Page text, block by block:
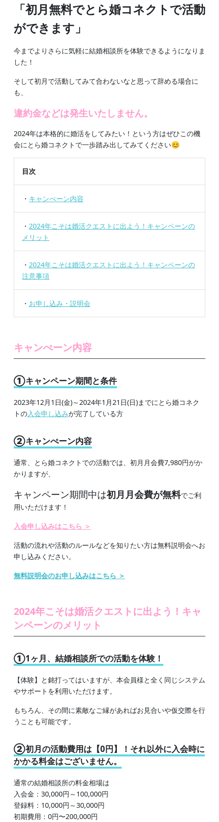
「初月無料でとら婚コネクトで活動
ができます」
今までよりさらに気軽に結婚相談所を体験できるようになりま
した！
そして初月で活動してみて合わないなと思って辞める場合に
も、
違約金などは発生いたしません。
2024年は本格的に婚活をしてみたい！という方はぜひこの機
会にとら婚コネクトで一歩踏み出してみてください😊
目次
・ キャンぺーン内容
・ 2024年こそは婚活クエストに出よう！キャンペーンの
メリット
・ 2024年こそは婚活クエストに出よう！キャンペーンの
注意事項
・ お申し込み・説明会
キャンぺーン内容
①キャンペーン期間と条件
2023年12月1日(金)～2024年1月21日(日)までにとら婚コネク
トの入会申し込みが完了している方
②キャンぺーン内容
通常、とら婚コネクトでの活動では、初月月会費7,980円がか
かりますが、
キャンペーン期間中は初月月会費が無料でご利
用いただけます！
入会申し込みはこちら ＞
活動の流れや活動のルールなどを知りたい方は無料説明会へお
申し込みください。
無料説明会のお申し込みはこちら ＞
2024年こそは婚活クエストに出よう！キャ
ンペーンのメリット
①1ヶ月、結婚相談所での活動を体験！
【体験】と銘打ってはいますが、本会員様と全く同じシステム
やサポートを利用いただけます。
もちろん、その間に素敵なご縁があればお見合いや仮交際を行
うことも可能です。
②初月の活動費用は【0円】！それ以外に入会時に
かかる料金はございません。
通常の結婚相談所の料金相場は
入会金：30,000円～100,000円
登録料：10,000円～30,000円
初期費用：0円〜200,000円